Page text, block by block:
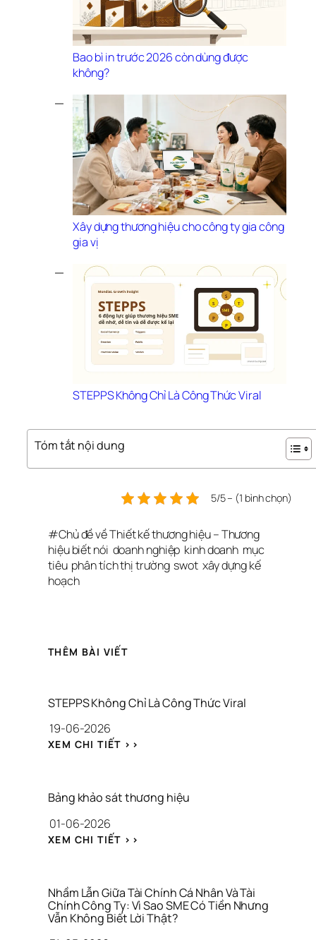
Bao bì in trước 2026 còn dùng được
không?
Xây dựng thương hiệu cho công ty gia công
gia vị
STEPPS Không Chỉ Là Công Thức Viral
Tóm tắt nội dung
5/5 – (1 bình chọn)
#Chủ đề về Thiết kế thương hiệu – Thương
hiệu biết nói doanh nghiệp kinh doanh mục
tiêu phân tích thị trường swot xây dựng kế
hoạch
THÊM BÀI VIẾT
STEPPS Không Chỉ Là Công Thức Viral
19-06-2026
XEM CHI TIẾT >>
P
G
C
H
Bảng khảo sát thương hiệu
01-06-2026
XEM CHI TIẾT >>
G
K
H
Nhầm Lẫn Giữa Tài Chính Cá Nhân Và Tài
Chính Công Ty: Vì Sao SME Có Tiền Nhưng
Vẫn Không Biết Lời Thật?